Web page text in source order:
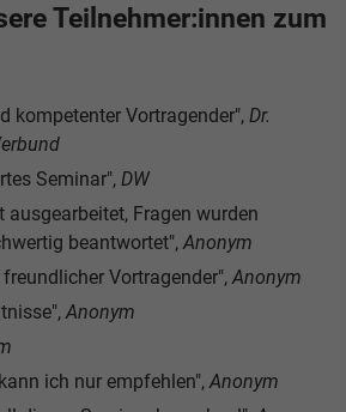
Teilnehmer:innen zum
kompetenter Vortragender", Dr.
Seminar", DW
ausgearbeitet, Fragen wurden
beantwortet", Anonym
Vortragender", Anonym
Anonym
ich nur empfehlen", Anonym